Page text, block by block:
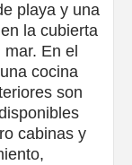
playa y una
la cubierta
En el
cocina
son
cabinas y